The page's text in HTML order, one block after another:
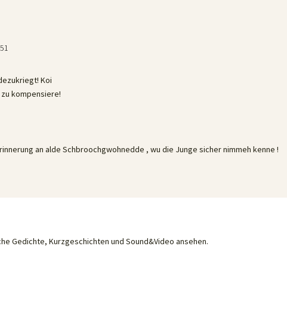
Koi
kompensiere!
an alde Schbroochgwohnedde , wu die Junge sicher nimmeh kenne !
Gedichte, Kurzgeschichten und Sound&Video ansehen.